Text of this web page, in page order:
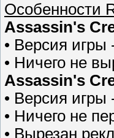
Особенности
Assassin's
• Версия игры
• Ничего не
Assassin's
• Версия игры
• Ничего не
• Вырезан